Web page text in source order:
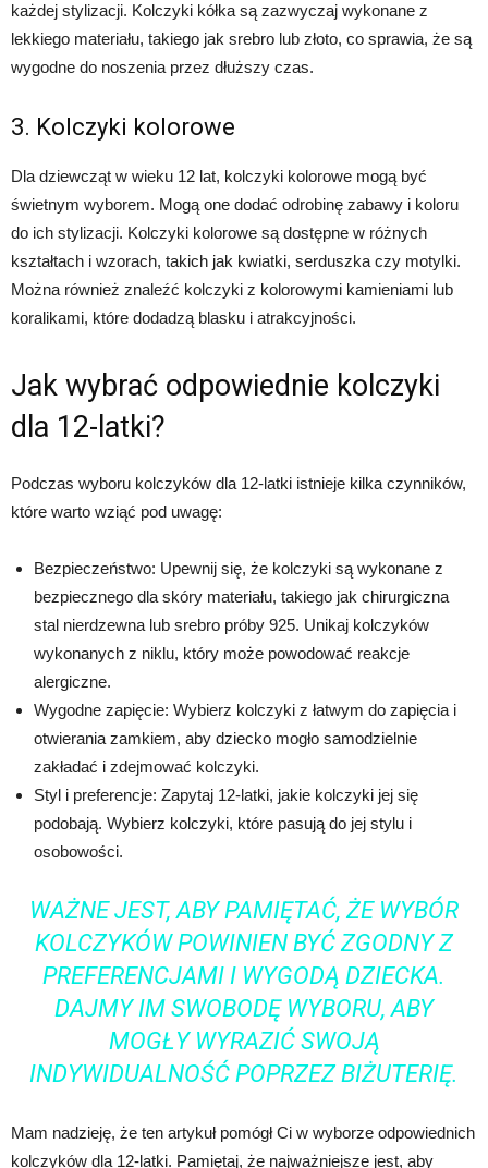
każdej stylizacji. Kolczyki kółka są zazwyczaj wykonane z
lekkiego materiału, takiego jak srebro lub złoto, co sprawia, że są
wygodne do noszenia przez dłuższy czas.
3. Kolczyki kolorowe
Dla dziewcząt w wieku 12 lat, kolczyki kolorowe mogą być
świetnym wyborem. Mogą one dodać odrobinę zabawy i koloru
do ich stylizacji. Kolczyki kolorowe są dostępne w różnych
kształtach i wzorach, takich jak kwiatki, serduszka czy motylki.
Można również znaleźć kolczyki z kolorowymi kamieniami lub
koralikami, które dodadzą blasku i atrakcyjności.
Jak wybrać odpowiednie kolczyki
dla 12-latki?
Podczas wyboru kolczyków dla 12-latki istnieje kilka czynników,
które warto wziąć pod uwagę:
Bezpieczeństwo: Upewnij się, że kolczyki są wykonane z
bezpiecznego dla skóry materiału, takiego jak chirurgiczna
stal nierdzewna lub srebro próby 925. Unikaj kolczyków
wykonanych z niklu, który może powodować reakcje
alergiczne.
Wygodne zapięcie: Wybierz kolczyki z łatwym do zapięcia i
otwierania zamkiem, aby dziecko mogło samodzielnie
zakładać i zdejmować kolczyki.
Styl i preferencje: Zapytaj 12-latki, jakie kolczyki jej się
podobają. Wybierz kolczyki, które pasują do jej stylu i
osobowości.
WAŻNE JEST, ABY PAMIĘTAĆ, ŻE WYBÓR
KOLCZYKÓW POWINIEN BYĆ ZGODNY Z
PREFERENCJAMI I WYGODĄ DZIECKA.
DAJMY IM SWOBODĘ WYBORU, ABY
MOGŁY WYRAZIĆ SWOJĄ
INDYWIDUALNOŚĆ POPRZEZ BIŻUTERIĘ.
Mam nadzieję, że ten artykuł pomógł Ci w wyborze odpowiednich
kolczyków dla 12-latki. Pamiętaj, że najważniejsze jest, aby